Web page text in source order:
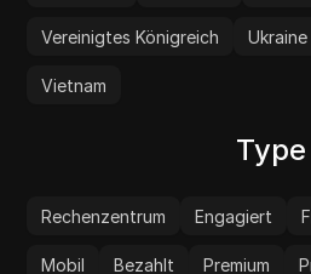
Vereinigtes Königreich Ukraine
Vietnam
Type
Rechenzentrum Engagiert
Mobil Bezahlt Premium